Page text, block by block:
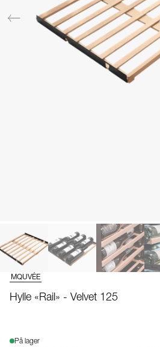
MQUVÉE
Hylle «Rail» - Velvet 125
På lager